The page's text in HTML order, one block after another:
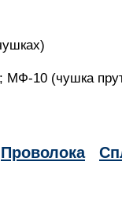
10 (чушка
Проволока